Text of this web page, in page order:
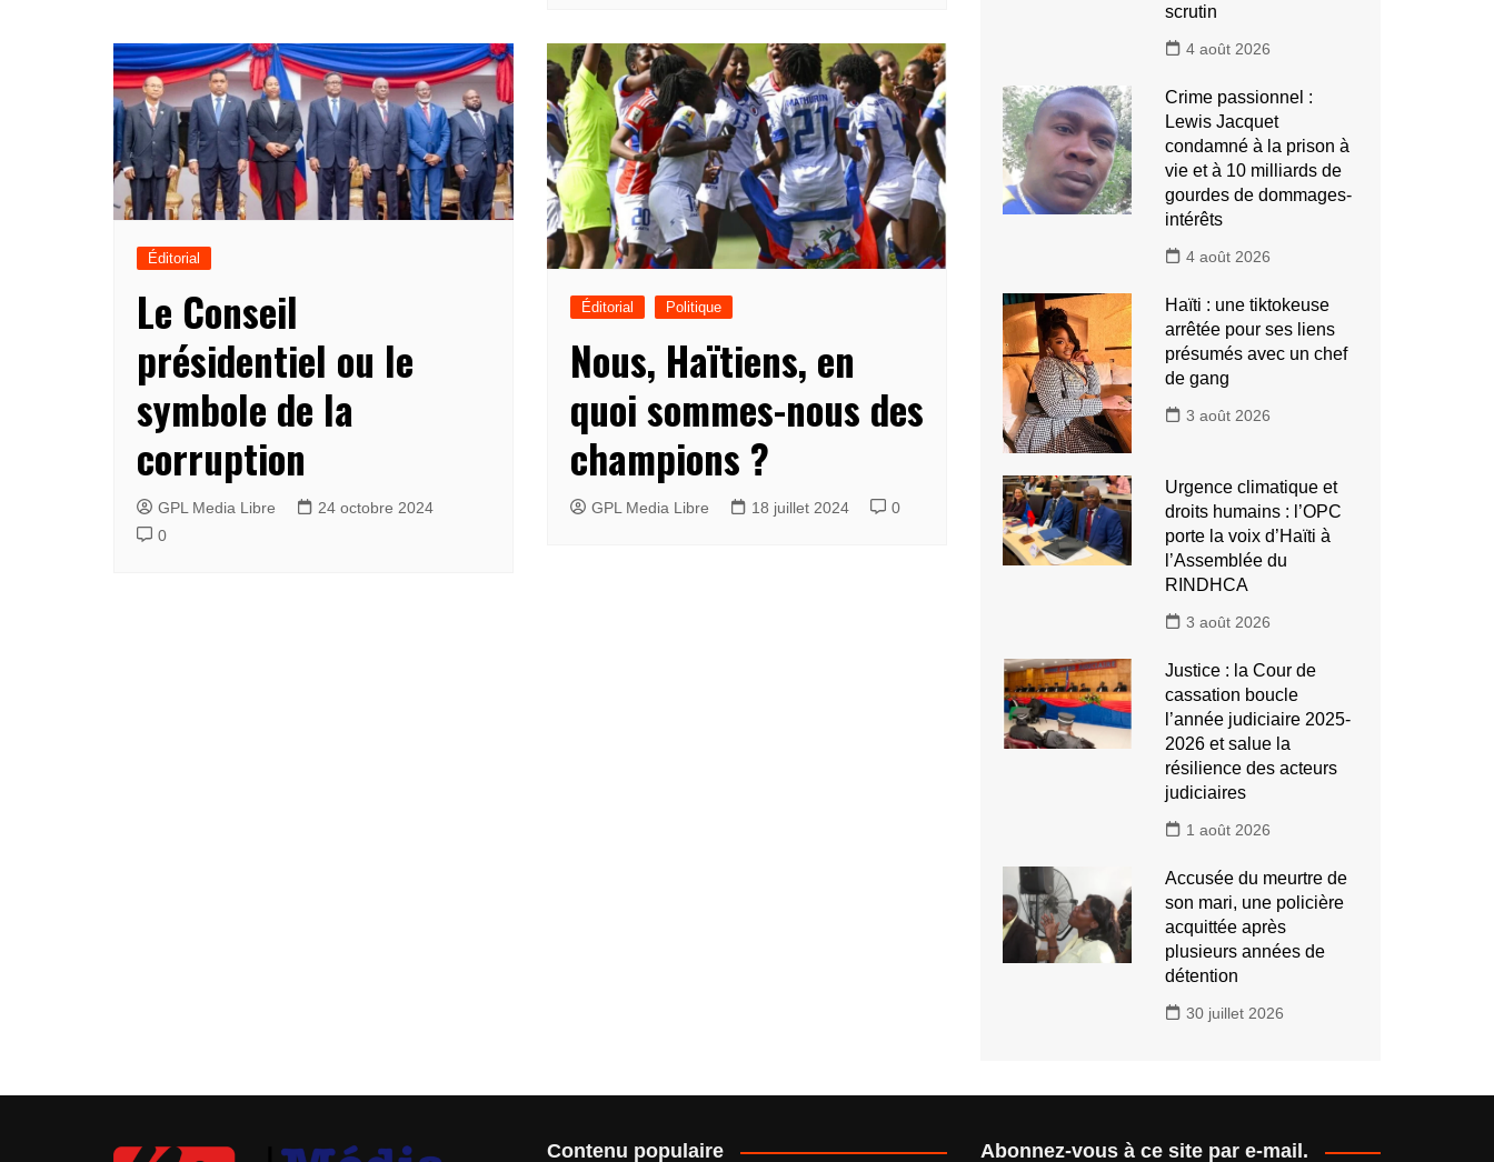
Éditorial
Le Conseil
présidentiel ou le
symbole de la
corruption
GPL Media Libre
24 octobre 2024
0
Éditorial Politique
Nous, Haïtiens, en
quoi sommes-nous des
champions ?
GPL Media Libre 18 juillet 2024 0
scrutin
4 août 2026
Crime passionnel :
Lewis Jacquet
condamné à la prison à
vie et à 10 milliards de
gourdes de dommages-
intérêts
4 août 2026
Haïti : une tiktokeuse
arrêtée pour ses liens
présumés avec un chef
de gang
3 août 2026
Urgence climatique et
droits humains : l’OPC
porte la voix d’Haïti à
l’Assemblée du
RINDHCA
3 août 2026
Justice : la Cour de
cassation boucle
l’année judiciaire 2025-
2026 et salue la
résilience des acteurs
judiciaires
1 août 2026
Accusée du meurtre de
son mari, une policière
acquittée après
plusieurs années de
détention
30 juillet 2026
Contenu populaire Abonnez-vous à ce site par e-mail.